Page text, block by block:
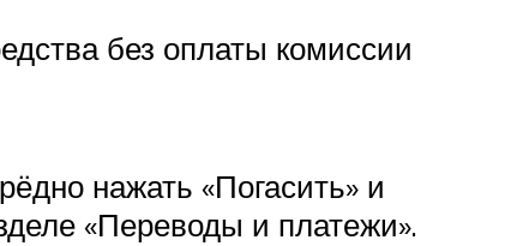
без оплаты комиссии
нажать «Погасить» и
«Переводы и платежи».